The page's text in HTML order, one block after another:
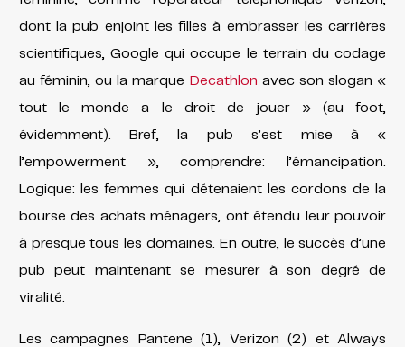
dont la pub enjoint les filles à embrasser les carrières
scientifiques, Google qui occupe le terrain du codage
au féminin, ou la marque Decathlon avec son slogan «
tout le monde a le droit de jouer » (au foot,
évidemment). Bref, la pub s’est mise à «
l’empowerment », comprendre: l’émancipation.
Logique: les femmes qui détenaient les cordons de la
bourse des achats ménagers, ont étendu leur pouvoir
à presque tous les domaines. En outre, le succès d’une
pub peut maintenant se mesurer à son degré de
viralité.
Les campagnes Pantene (1), Verizon (2) et Always